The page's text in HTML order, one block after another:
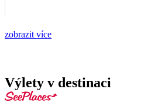
zobrazit více
Výlety v destinaci